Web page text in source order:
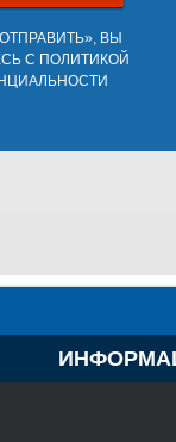
ВЫ
С ПОЛИТИКОЙ